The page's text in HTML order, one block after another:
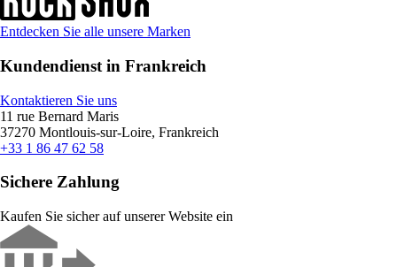
Entdecken Sie alle unsere Marken
Kundendienst in Frankreich
Kontaktieren Sie uns
11 rue Bernard Maris
37270 Montlouis-sur-Loire, Frankreich
+33 1 86 47 62 58
Sichere Zahlung
Kaufen Sie sicher auf unserer Website ein